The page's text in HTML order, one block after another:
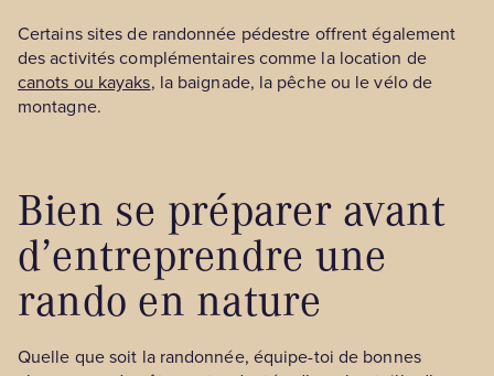
Certains sites de randonnée pédestre offrent également
des activités complémentaires comme la location de
canots ou kayaks, la baignade, la pêche ou le vélo de
montagne.
Bien se préparer avant
d’entreprendre une
rando en nature
Quelle que soit la randonnée, équipe-toi de bonnes